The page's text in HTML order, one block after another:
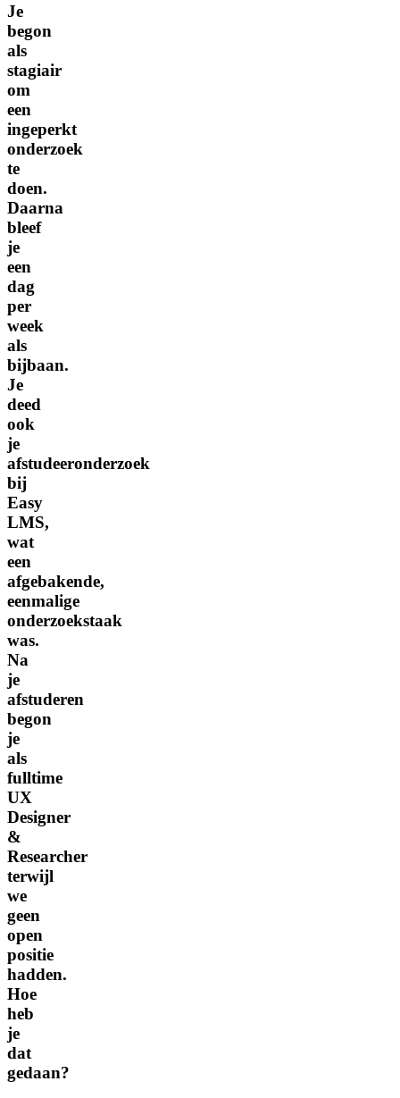
Je
begon
als
stagiair
om
een
ingeperkt
onderzoek
te
doen.
Daarna
bleef
je
een
dag
per
week
als
bijbaan.
Je
deed
ook
je
afstudeeronderzoek
bij
Easy
LMS,
wat
een
afgebakende,
eenmalige
onderzoekstaak
was.
Na
je
afstuderen
begon
je
als
fulltime
UX
Designer
&
Researcher
terwijl
we
geen
open
positie
hadden.
Hoe
heb
je
dat
gedaan?